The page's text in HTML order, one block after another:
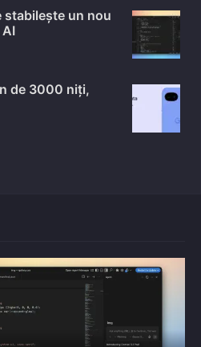
stabilește un nou
de 3000 niți,